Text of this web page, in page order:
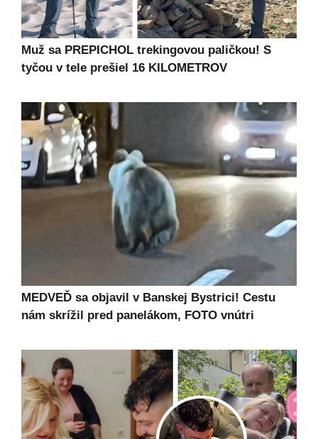
Muž sa PREPICHOL trekingovou paličkou! S
tyčou v tele prešiel 16 KILOMETROV
MEDVEĎ sa objavil v Banskej Bystrici! Cestu
nám skrížil pred panelákom, FOTO vnútri